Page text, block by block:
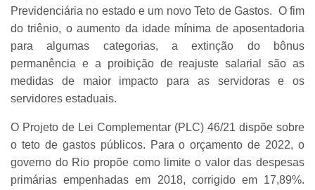
Previdenciária no estado e um novo Teto de Gastos. O fim
do triênio, o aumento da idade mínima de aposentadoria
para algumas categorias, a extinção do bônus
permanência e a proibição de reajuste salarial são as
medidas de maior impacto para as servidoras e os
servidores estaduais.
O Projeto de Lei Complementar (PLC) 46/21 dispõe sobre
o teto de gastos públicos. Para o orçamento de 2022, o
governo do Rio propõe como limite o valor das despesas
primárias empenhadas em 2018, corrigido em 17,89%.